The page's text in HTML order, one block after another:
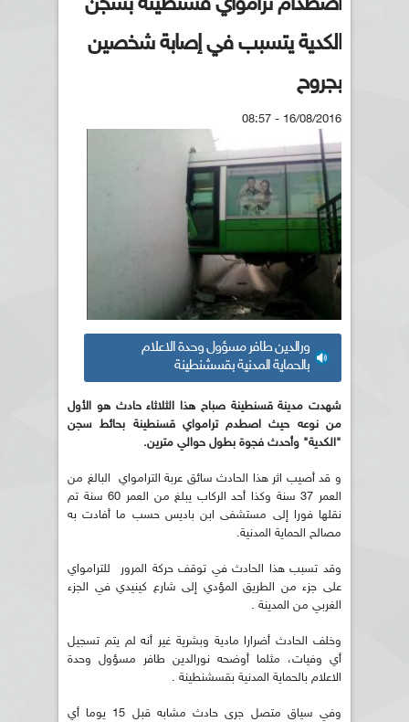
الكدية يتسبب في إصابة شخصين
بجروح
16/08/2016 - 08:57
ورالدين طافر مسؤول وحدة الاعلام
بالحماية المدنية بقسشنطينة
شهدت مدينة قسنطينة صباح هذا الثلاثاء حادث هو الأول
من نوعه حيث اصطدم ترامواي قسنطينة بحائط سجن
"الكدية" وأحدث فجوة بطول حوالي مترين.
و قد أصيب اثر هذا الحادث سائق عربة الترامواي البالغ من
العمر 37 سنة وكذا أحد الركاب يبلغ من العمر 60 سنة تم
نقلها فورا إلى مستشفى ابن باديس حسب ما أفادت به
مصالح الحماية المدنية.
وقد تسبب هذا الحادث في توقف حركة المرور للترامواي
على جزء من الطريق المؤدي إلى شارع كينيدي في الجزء
الغربي من المدينة .
وخلف الحادث أضرارا مادية وبشرية غير أنه لم يتم تسجيل
أي وفيات، مثلما أوضحه نورالدين طافر مسؤول وحدة
الاعلام بالحماية المدنية بقسشنطينة .
وفي سياق متصل جرى حادث مشابه قبل 15 يوما أي